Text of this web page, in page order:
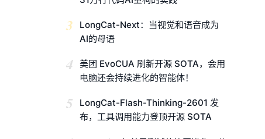
3
LongCat-Next：当视觉和语音成为
AI的母语
4 美团 EvoCUA 刷新开源 SOTA，会用
电脑还会持续进化的智能体！
5
LongCat-Flash-Thinking-2601 发
布，工具调用能力登顶开源 SOTA